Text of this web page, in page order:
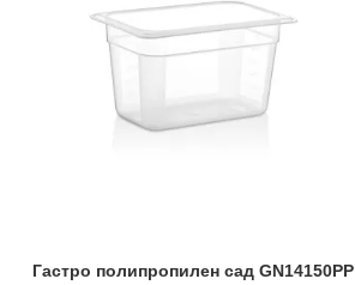
Гастро полипропилен сад GN14150PP